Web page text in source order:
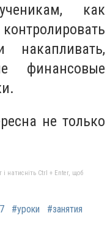
как
накапливать,
финансовые
не только
натисніть Ctrl + Enter, щоб
#уроки
#занятия